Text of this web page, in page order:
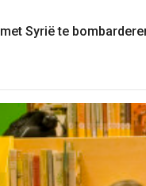
Syrië te